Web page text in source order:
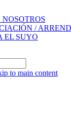
NOSOTROS
/
EL SUYO
to main content